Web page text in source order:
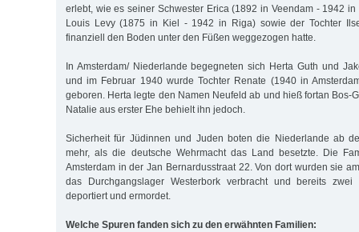
erlebt, wie es seiner Schwester Erica (1892 in Veendam - 1942
Louis Levy (1875 in Kiel - 1942 in Riga) sowie der Tochter
finanziell den Boden unter den Füßen weggezogen hatte.
In Amsterdam/ Niederlande begegneten sich Herta Guth und
und im Februar 1940 wurde Tochter Renate (1940 in
geboren. Herta legte den Namen Neufeld ab und hieß fortan Bos-
Natalie aus erster Ehe behielt ihn jedoch.
Sicherheit für Jüdinnen und Juden boten die Niederlande ab
mehr, als die deutsche Wehrmacht das Land besetzte. Die
Amsterdam in der Jan Bernardusstraat 22. Von dort wurden sie
das Durchgangslager Westerbork verbracht und bereits zwei
deportiert und ermordet.
Welche Spuren fanden sich zu den erwähnten Familien: